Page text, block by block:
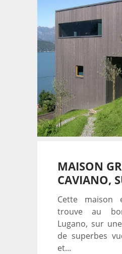
MAISON
CAVIANO,
Cette maison
trouve au
Lugano, sur
de superbes
et...